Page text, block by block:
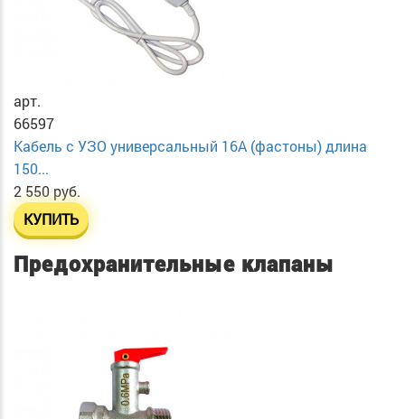
арт.
66597
Кабель с УЗО универсальный 16А (фастоны) длина
150...
2 550 руб.
КУПИТЬ
Предохранительные клапаны